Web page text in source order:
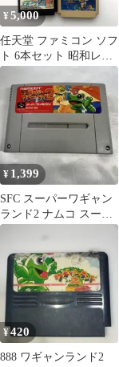
¥5,000
任天堂 ファミコン ソフ
ト 6本セット 昭和レト
ロファイナルファンタ
ジー
¥ 1,399
SFC スーパーワギャン
ランド2 ナムコ スーパ
ーファミコン NAMCOT
¥420
888 ワギャンランド2